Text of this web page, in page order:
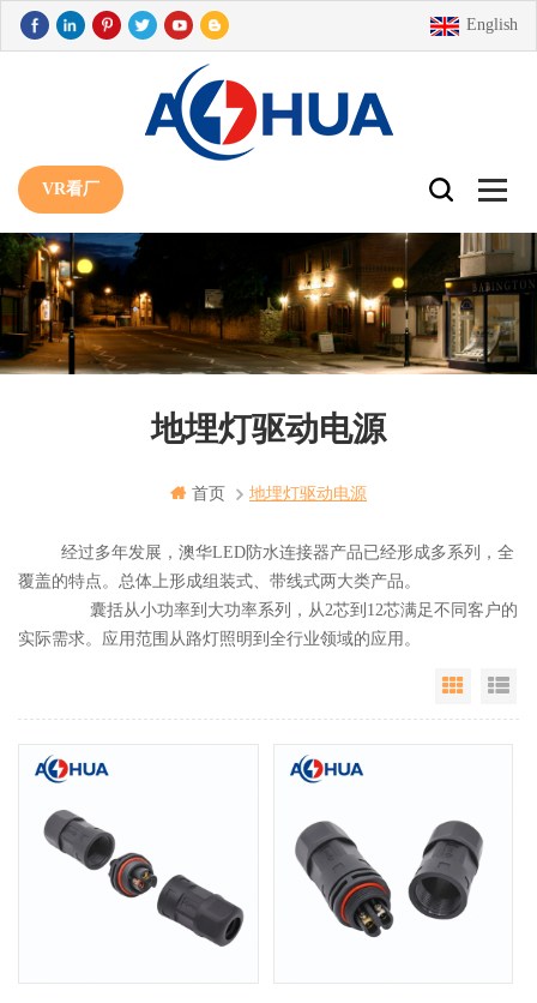
English
VR看厂
地埋灯驱动电源
首页 地埋灯驱动电源
经过多年发展，澳华LED防水连接器产品已经形成多系列，全
覆盖的特点。总体上形成组装式、带线式两大类产品。
囊括从小功率到大功率系列，从2芯到12芯满足不同客户的
实际需求。应用范围从路灯照明到全行业领域的应用。
Grid